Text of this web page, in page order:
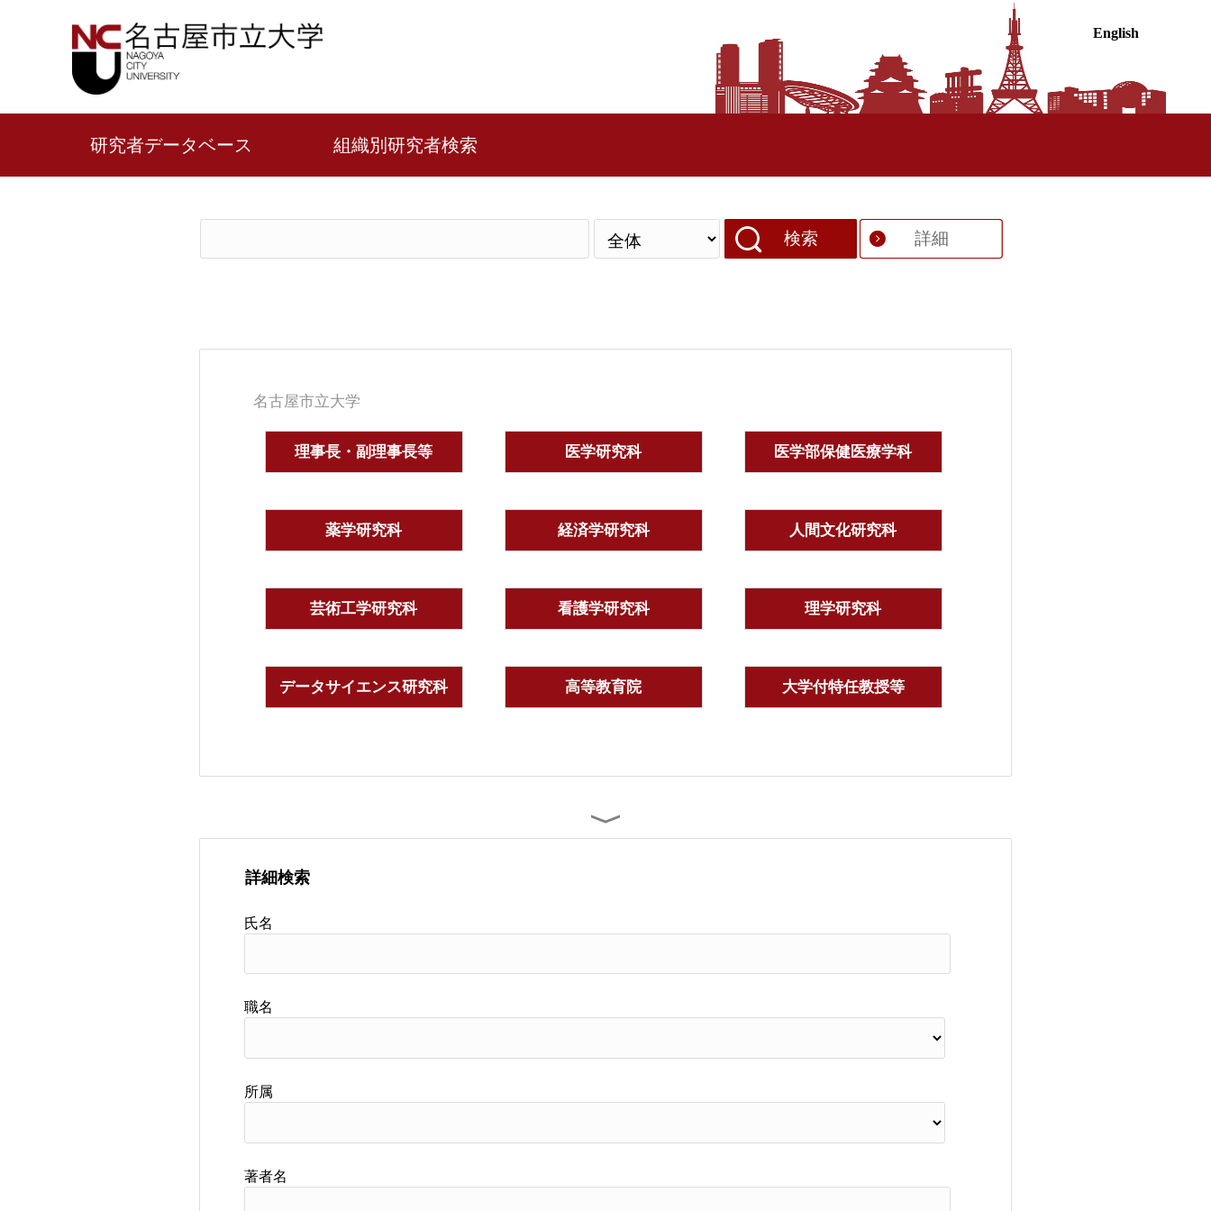
English
研究者データベース 組織別研究者検索
検索 詳細
名古屋市立大学
理事長・副理事長等 医学研究科 医学部保健医療学科
薬学研究科 経済学研究科 人間文化研究科
芸術工学研究科 看護学研究科 理学研究科
データサイエンス研究科 高等教育院 大学付特任教授等
詳細検索
氏名
職名
所属
著者名